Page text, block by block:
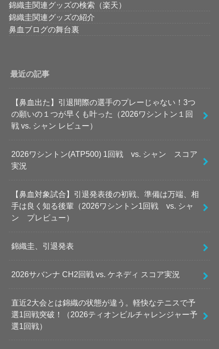
錦織圭関連グッズの検索（楽天）
錦織圭関連グッズの紹介
鼻血ブログの舞台裏
最近の記事
【鼻血出た】引退間際の選手のプレーじゃない！3つ
の願いの１つが早くも叶った（2026ワシントン１回
戦 vs. シャン レビュー）
2026ワシントン(ATP500) 1回戦 vs. シャン スコア
実況
【鼻血対象試合】引退発表後の初戦、準備は万端、相
手は良く知る後輩（2026ワシントン1回戦 vs. シャ
ン プレビュー）
錦織圭、引退発表
2026サバンナ CH2回戦 vs. ケネディ スコア実況
直近2大会とは錦織の状態が違う。軽快なテニスで予
選1回戦突破！（2026ティオンビルチャレンジャー予
選1回戦）